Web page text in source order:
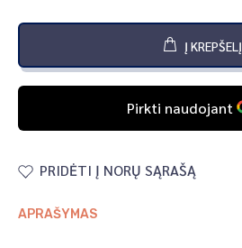
Į KREPŠELĮ
PRIDĖTI Į NORŲ SĄRAŠĄ
APRAŠYMAS